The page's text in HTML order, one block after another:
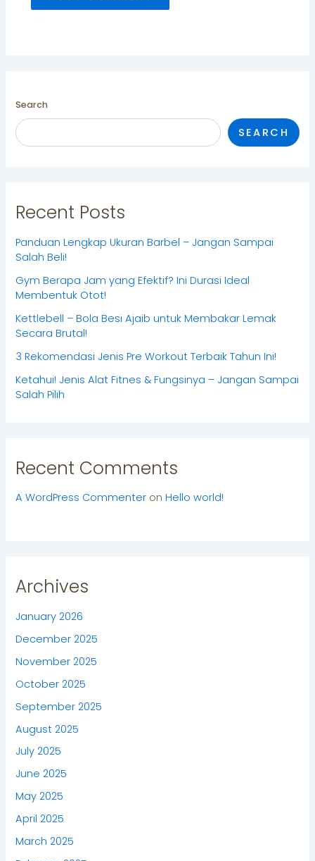
Search
SEARCH
Recent Posts
Panduan Lengkap Ukuran Barbel – Jangan Sampai
Salah Beli!
Gym Berapa Jam yang Efektif? Ini Durasi Ideal
Membentuk Otot!
Kettlebell – Bola Besi Ajaib untuk Membakar Lemak
Secara Brutal!
3 Rekomendasi Jenis Pre Workout Terbaik Tahun Ini!
Ketahui! Jenis Alat Fitnes & Fungsinya – Jangan Sampai
Salah Pilih
Recent Comments
A WordPress Commenter onHello world!
Archives
January 2026
December 2025
November 2025
October 2025
September 2025
August 2025
July 2025
June 2025
May 2025
April 2025
March 2025